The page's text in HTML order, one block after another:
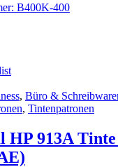
B400K-400
, Büro &
, Tintenpatronen
HP 913A Tinte